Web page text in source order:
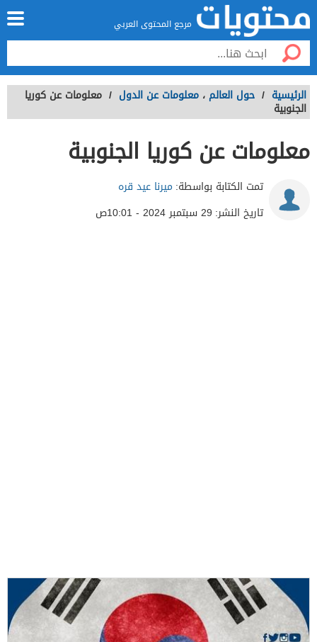
مرجع المحتوى العربي
الرئيسية / حول العالم ، معلومات عن الدول / معلومات عن كوريا
الجنوبية
معلومات عن كوريا الجنوبية
تمت الكتابة بواسطة: ميرنا عيد قره
تاريخ النشر: 29 سبتمبر 2024 - 10:01ص